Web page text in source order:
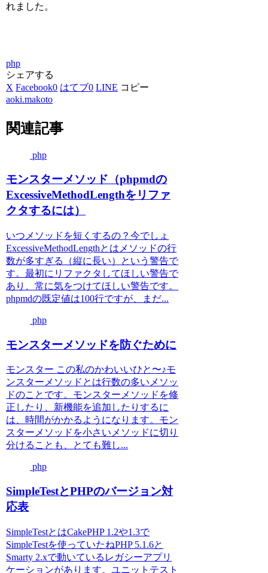
れました。
php
シェアする
X Facebook0 はてブ0 LINE コピー
aoki.makoto
関連記事
php
モンスターメソッド（phpmdの
ExcessiveMethodLengthをリファ
クタするには）
いつメソッドを短くするの？今でしょ
ExcessiveMethodLengthとはメソッドの行
数が多すぎる（縦に長い）という警告で
す。最初にリファクタしてほしい警告で
あり、常に気をつけてほしい警告です。
phpmdの既定値は100行ですが、まだ...
php
モンスターメソッドを防ぐために
モンスター この私のかわいいひと〜♪モ
ンスターメソッドとは行数の多いメソッ
ドのことです。モンスターメソッドを修
正したり、新機能を追加したりするに
は、時間がかかるようになります。モン
スターメソッドを小さいメソッドに切り
分けることも、とても難し...
php
SimpleTestとPHPのバージョン対
応表
SimpleTestとはCakePHP 1.2や1.3で
SimpleTestを使っていたねPHP 5.1.6と
Smarty 2.xで動いているレガシーアプリ
ケーションがあります。ユニットテスト